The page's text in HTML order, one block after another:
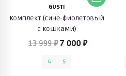
GUSTI
Комплект (сине-фиолетовый
с кошками)
13 999 ₽ 7 000 ₽
4 5